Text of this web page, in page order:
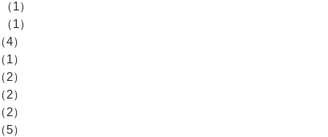
（1）
（1）
（4）
（1）
（2）
（2）
（2）
（5）